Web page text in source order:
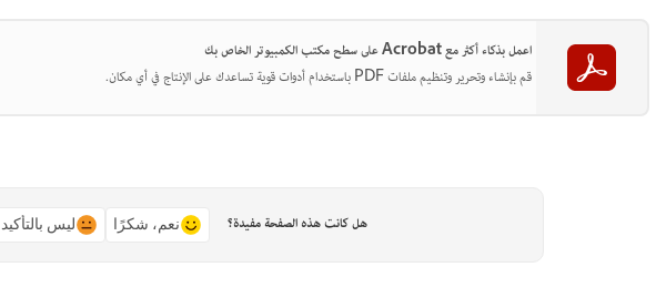
اعمل بذكاء أكثر مع Acrobat على سطح مكتب الكمبيوتر الخاص بك
قم بإنشاء وتحرير وتنظيم ملفات PDF باستخدام أدوات قوية تساعدك على الإنتاج في أي مكان.
هل كانت هذه الصفحة مفيدة؟ نعم، شكرًا ليس بالتأكيد